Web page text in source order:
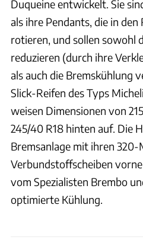
Duqueine entwickelt. Sie
als ihre Pendants, die in den
rotieren, und sollen sowohl
reduzieren (durch ihre
als auch die Bremskühlung
Slick-Reifen des Typs
weisen Dimensionen von
245/40 R18 hinten auf. Die
Bremsanlage mit ihren
Verbundstoffscheiben
vom Spezialisten Brembo
optimierte Kühlung.